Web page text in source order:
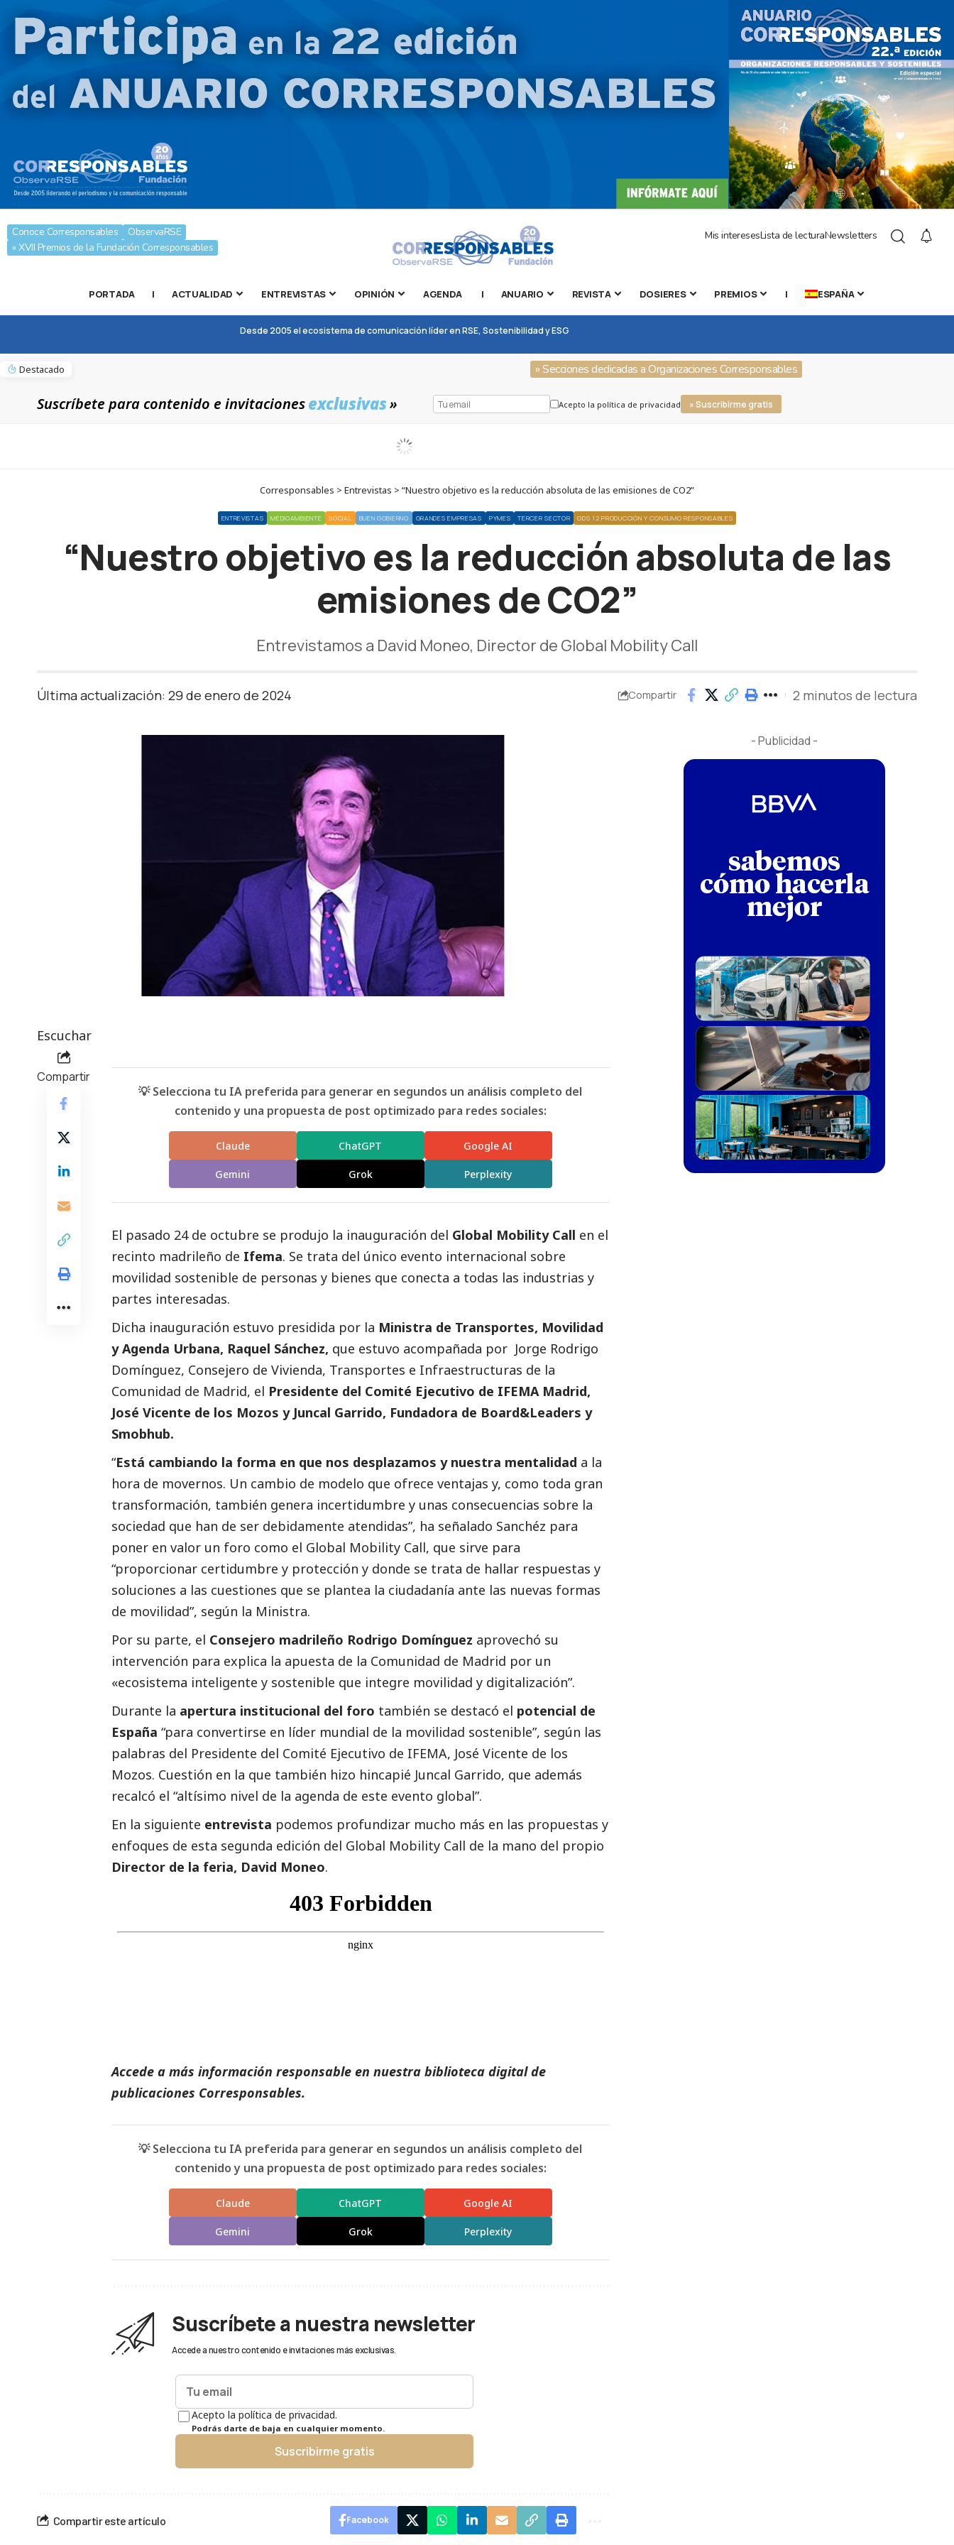
Conoce Corresponsables
ObservaRSE
» XVII Premios de la Fundación Corresponsables
Mis interesesLista de lecturaNewsletters
PORTADA | ACTUALIDAD ENTREVISTAS OPINIÓN AGENDA | ANUARIO REVISTA DOSIERES PREMIOS | ESPAÑA
Desde 2005 el ecosistema de comunicación líder en RSE, Sostenibilidad y ESG
Destacado » Secciones dedicadas a Organizaciones Corresponsables
Suscríbete para contenido e invitacionesexclusivas» Acepto la política de privacidad » Suscribirme gratis
Corresponsables > Entrevistas > “Nuestro objetivo es la reducción absoluta de las emisiones de CO2”
ENTREVISTAS MEDIOAMBIENTE SOCIAL BUEN GOBIERNO GRANDES EMPRESAS PYMES TERCER SECTOR ODS 12 PRODUCCIÓN Y CONSUMO RESPONSABLES
“Nuestro objetivo es la reducción absoluta de las
emisiones de CO2”
Entrevistamos a David Moneo, Director de Global Mobility Call
Última actualización: 29 de enero de 2024 Compartir 2 minutos de lectura
Escuchar
Compartir
💡 Selecciona tu IA preferida para generar en segundos un análisis completo del
contenido y una propuesta de post optimizado para redes sociales:
Claude ChatGPT Google AI
Gemini Grok Perplexity
El pasado 24 de octubre se produjo la inauguración del Global Mobility Call en el
recinto madrileño de Ifema. Se trata del único evento internacional sobre
movilidad sostenible de personas y bienes que conecta a todas las industrias y
partes interesadas.
Dicha inauguración estuvo presidida por la Ministra de Transportes, Movilidad
y Agenda Urbana, Raquel Sánchez, que estuvo acompañada por Jorge Rodrigo
Domínguez, Consejero de Vivienda, Transportes e Infraestructuras de la
Comunidad de Madrid, el Presidente del Comité Ejecutivo de IFEMA Madrid,
José Vicente de los Mozos y Juncal Garrido, Fundadora de Board&Leaders y
Smobhub.
“Está cambiando la forma en que nos desplazamos y nuestra mentalidad a la
hora de movernos. Un cambio de modelo que ofrece ventajas y, como toda gran
transformación, también genera incertidumbre y unas consecuencias sobre la
sociedad que han de ser debidamente atendidas”, ha señalado Sanchéz para
poner en valor un foro como el Global Mobility Call, que sirve para
“proporcionar certidumbre y protección y donde se trata de hallar respuestas y
soluciones a las cuestiones que se plantea la ciudadanía ante las nuevas formas
de movilidad”, según la Ministra.
Por su parte, el Consejero madrileño Rodrigo Domínguez aprovechó su
intervención para explica la apuesta de la Comunidad de Madrid por un
«ecosistema inteligente y sostenible que integre movilidad y digitalización”.
Durante la apertura institucional del foro también se destacó el potencial de
España “para convertirse en líder mundial de la movilidad sostenible”, según las
palabras del Presidente del Comité Ejecutivo de IFEMA, José Vicente de los
Mozos. Cuestión en la que también hizo hincapié Juncal Garrido, que además
recalcó el “altísimo nivel de la agenda de este evento global”.
En la siguiente entrevista podemos profundizar mucho más en las propuestas y
enfoques de esta segunda edición del Global Mobility Call de la mano del propio
Director de la feria, David Moneo.
Accede a más información responsable en nuestra biblioteca digital de
publicaciones Corresponsables.
💡 Selecciona tu IA preferida para generar en segundos un análisis completo del
contenido y una propuesta de post optimizado para redes sociales:
Claude ChatGPT Google AI
Gemini Grok Perplexity
Suscríbete a nuestra newsletter
Accede a nuestro contenido e invitaciones más exclusivas.
Acepto la política de privacidad.
Podrás darte de baja en cualquier momento.
Suscribirme gratis
Compartir este artículo Facebook
- Publicidad -